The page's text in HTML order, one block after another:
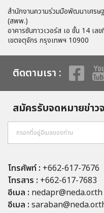
สำนักงานความร่วมมือพัฒนาเศรษ
(สพพ.)
อาคารซันทาวเวอร์ส เอ ชั้น 14 เ
เขตจตุจักร กรุงเทพฯ 10900
ติดตามเรา :
สมัครรับจดหมายข่าว
โทรศัพท์ : +662-617-7676
โทรสาร : +662-617-7683
อีเมล : nedapr@neda.or.th
อีเมล :